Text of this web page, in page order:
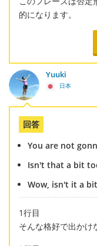
的になります。
Yuuki
日本
回答
You are not
Isn't that a bit
Wow, isn't it a
1行目
そんな格好で出かけ